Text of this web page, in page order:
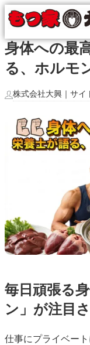
身体への最
る、ホルモ
株式会社大興｜サイ
毎日頑張る
ン」が注目
仕事にプライベー